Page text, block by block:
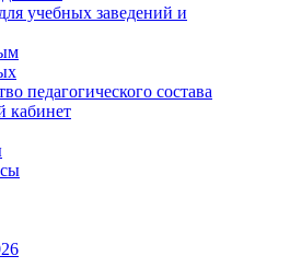
учебных заведений и
педагогического состава
кабинет